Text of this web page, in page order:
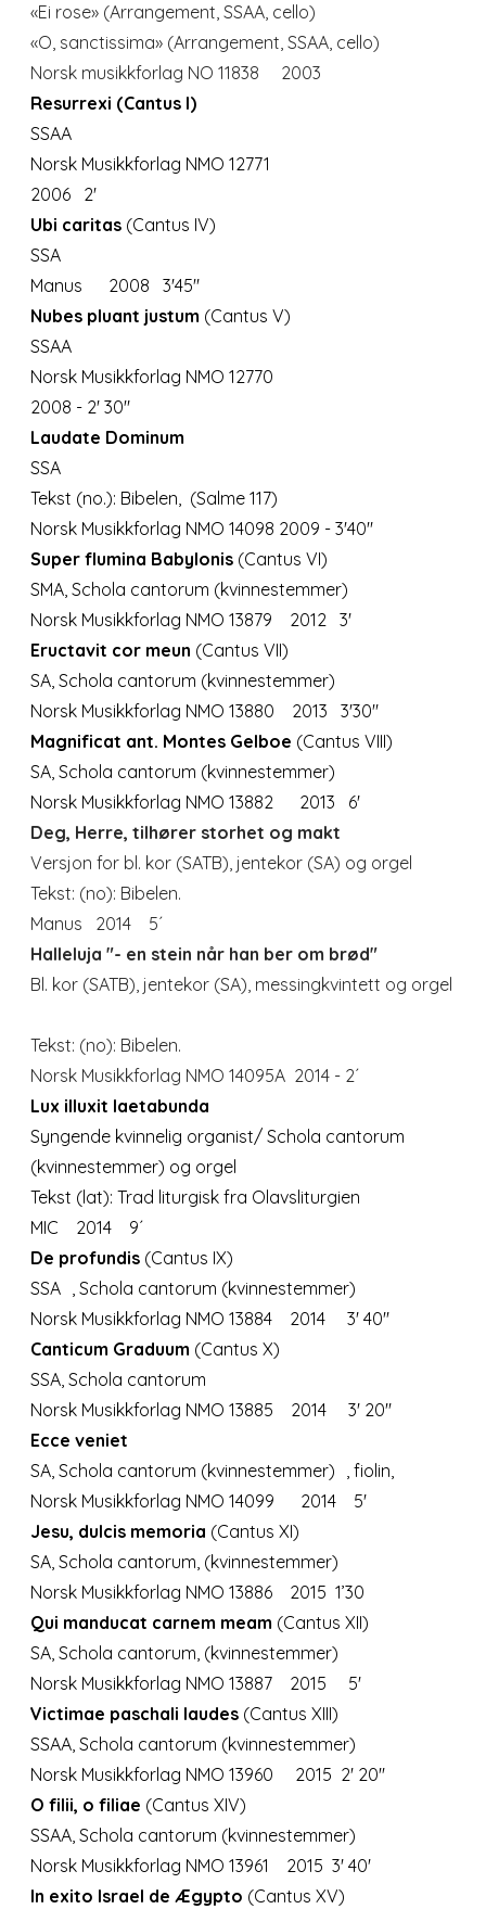
«Ei rose» (Arrangement, SSAA, cello)
«O, sanctissima» (Arrangement, SSAA, cello)
Norsk musikkforlag NO 11838 2003
Resurrexi (Cantus I)
SSAA
Norsk Musikkforlag NMO 12771
2006 2'
Ubi caritas (Cantus IV)
SSA
Manus 2008 3'45"
Nubes pluant justum (Cantus V)
SSAA
Norsk Musikkforlag NMO 12770
2008 - 2' 30"
Laudate Dominum
SSA
Tekst (no.): Bibelen, (Salme 117)
Norsk Musikkforlag NMO 14098 2009 - 3'40"
Super flumina Babylonis (Cantus VI)
SMA, Schola cantorum (kvinnestemmer)
Norsk Musikkforlag NMO 13879 2012 3'
Eructavit cor meun (Cantus VII)
SA, Schola cantorum (kvinnestemmer)
Norsk Musikkforlag NMO 13880 2013 3'30"
Magnificat ant. Montes Gelboe (Cantus VIII)
SA, Schola cantorum (kvinnestemmer)
Norsk Musikkforlag NMO 13882 2013 6'
Deg, Herre, tilhører storhet og makt
Versjon for bl. kor (SATB), jentekor (SA) og orgel
Tekst: (no): Bibelen.
Manus 2014 5´
Halleluja "- en stein når han ber om brød"
Bl. kor (SATB), jentekor (SA), messingkvintett og orgel
Tekst: (no): Bibelen.
Norsk Musikkforlag NMO 14095A 2014 - 2´
Lux illuxit laetabunda
Syngende kvinnelig organist/ Schola cantorum
(kvinnestemmer) og orgel
Tekst (lat): Trad liturgisk fra Olavsliturgien
MIC 2014 9´
De profundis (Cantus IX)
SSA , Schola cantorum (kvinnestemmer)
Norsk Musikkforlag NMO 13884
2014 3' 40''
Canticum Graduum (Cantus X)
SSA, Schola cantorum
Norsk Musikkforlag NMO 13885 2014 3' 20''
Ecce veniet
SA, Schola cantorum (kvinnestemmer) , fiolin,
Norsk Musikkforlag NMO 14099
2014 5'
Jesu, dulcis memoria (Cantus XI)
SA, Schola cantorum, (kvinnestemmer)
Norsk Musikkforlag NMO 13886 2015 1’30
Qui manducat carnem meam (Cantus XII)
SA, Schola cantorum, (kvinnestemmer)
Norsk Musikkforlag NMO 13887
2015 5'
Victimae paschali laudes (Cantus XIII)
SSAA, Schola cantorum (kvinnestemmer)
Norsk Musikkforlag NMO 13960 2015 2' 20''
O filii, o filiae (Cantus XIV)
SSAA, Schola cantorum (kvinnestemmer)
Norsk Musikkforlag NMO 13961 2015 3' 40'
In exito Israel de Ægypto (Cantus XV)